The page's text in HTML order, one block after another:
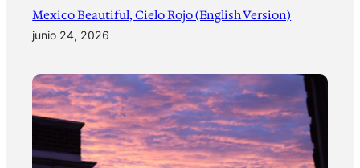
Mexico Beautiful, Cielo Rojo (English Version)
junio 24, 2026